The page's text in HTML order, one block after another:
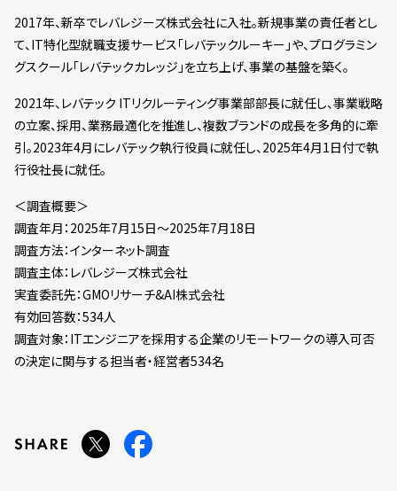
2017年、新卒でレバレジーズ株式会社に入社。新規事業の責任者とし
て、IT特化型就職支援サービス「レバテックルーキー」や、プログラミン
グスクール「レバテックカレッジ」を立ち上げ、事業の基盤を築く。
2021年、レバテック ITリクルーティング事業部部長に就任し、事業戦略
の立案、採用、業務最適化を推進し、複数ブランドの成長を多角的に牽
引。2023年4月にレバテック執行役員に就任し、2025年4月1日付で執
行役社長に就任。
＜調査概要＞
調査年月：2025年7月15日～2025年7月18日
調査方法：インターネット調査
調査主体：レバレジーズ株式会社
実査委託先：GMOリサーチ&AI株式会社
有効回答数：534人
調査対象：ITエンジニアを採用する企業のリモートワークの導入可否
の決定に関与する担当者・経営者534名